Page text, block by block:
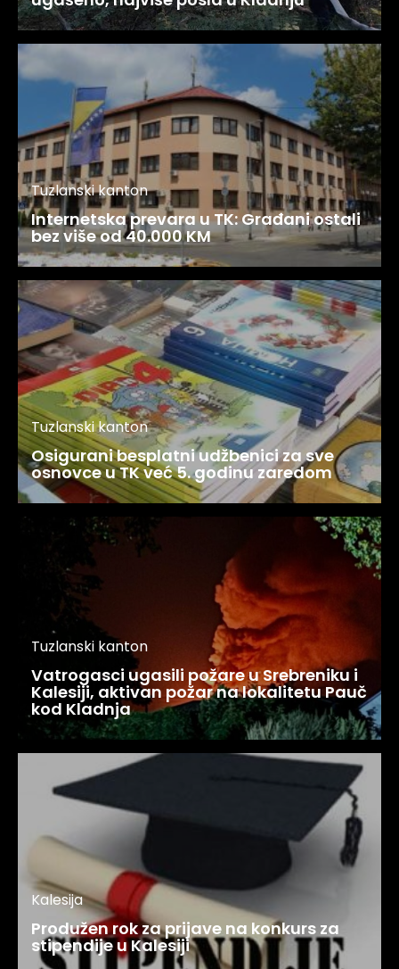
Tuzlanski kanton
Internetska prevara u TK: Građani ostali
bez više od 40.000 KM
Tuzlanski kanton
Osigurani besplatni udžbenici za sve
osnovce u TK već 5. godinu zaredom
Tuzlanski kanton
Vatrogasci ugasili požare u Srebreniku i
Kalesiji, aktivan požar na lokalitetu Pauč
kod Kladnja
Kalesija
Produžen rok za prijave na konkurs za
stipendije u Kalesiji